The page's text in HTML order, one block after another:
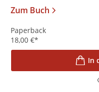
Zum Buch
Paperback
18,00 €*
In